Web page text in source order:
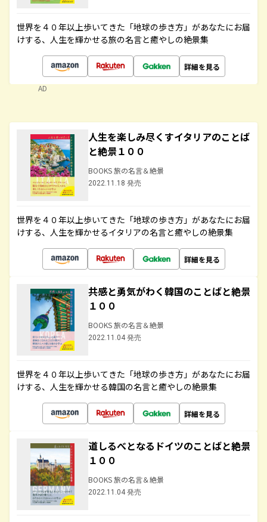
世界を４０年以上歩いてきた「地球の歩き方」があなたにお届
けする、人生を輝かせる旅の名言と癒やしの絶景集
詳細を見る
AD
人生を楽しみ尽くすイタリアのことば
と絶景１００
BOOKS 旅の名言＆絶景
2022.11.18 発売
世界を４０年以上歩いてきた「地球の歩き方」があなたにお届
けする、人生を輝かせるイタリアの名言と癒やしの絶景集
詳細を見る
共感と勇気がわく韓国のことばと絶景
１００
BOOKS 旅の名言＆絶景
2022.11.04 発売
世界を４０年以上歩いてきた「地球の歩き方」があなたにお届
けする、人生を輝かせる韓国の名言と癒やしの絶景集
詳細を見る
道しるべとなるドイツのことばと絶景
１００
BOOKS 旅の名言＆絶景
2022.11.04 発売